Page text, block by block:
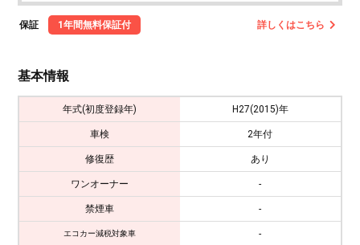
保証 1年間無料保証付 詳しくはこちら
基本情報
年式(初度登録年) H27(2015)年
車検 2年付
修復歴 あり
ワンオーナー -
禁煙車 -
エコカー減税対象車 -